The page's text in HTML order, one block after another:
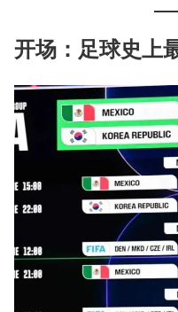
开场：足球史上